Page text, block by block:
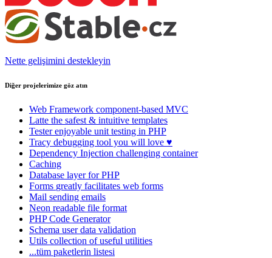
Nette gelişimini destekleyin
Diğer projelerimize göz atın
Web Framework component-based MVC
Latte the safest & intuitive templates
Testerenjoyable unit testing in PHP
Tracy debugging tool you will love ♥
Dependency Injection challenging container
Caching
Database layer for PHP
Forms greatly facilitates web forms
Mail sending emails
Neon readable file format
PHP Code Generator
Schema user data validation
Utils collection of useful utilities
...tüm paketlerin listesi